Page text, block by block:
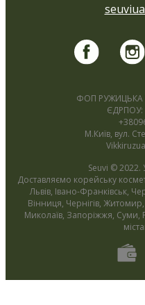
ФОП РУЖИЦЬКА
ЄДРПОУ:
М.Київ, вул.
Seuvi © 2022.
Доставляємо корейську
Львів, Івано-Франківськ,
Вінниця, Чернігів,
Миколаїв, Запоріжжя, Суми,